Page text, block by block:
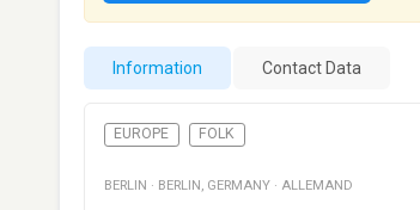
Information Contact Data
EUROPE FOLK
BERLIN · BERLIN, GERMANY · ALLEMAND